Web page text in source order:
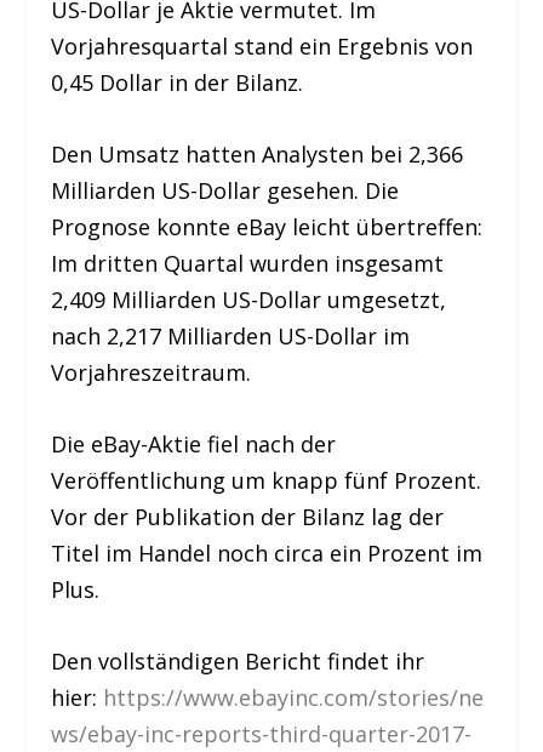
US-Dollar je Aktie vermutet. Im
Vorjahresquartal stand ein Ergebnis von
0,45 Dollar in der Bilanz.
Den Umsatz hatten Analysten bei 2,366
Milliarden US-Dollar gesehen. Die
Prognose konnte eBay leicht übertreffen:
Im dritten Quartal wurden insgesamt
2,409 Milliarden US-Dollar umgesetzt,
nach 2,217 Milliarden US-Dollar im
Vorjahreszeitraum.
Die eBay-Aktie fiel nach der
Veröffentlichung um knapp fünf Prozent.
Vor der Publikation der Bilanz lag der
Titel im Handel noch circa ein Prozent im
Plus.
Den vollständigen Bericht findet ihr
hier: https://www.ebayinc.com/stories/ne
ws/ebay-inc-reports-third-quarter-2017-